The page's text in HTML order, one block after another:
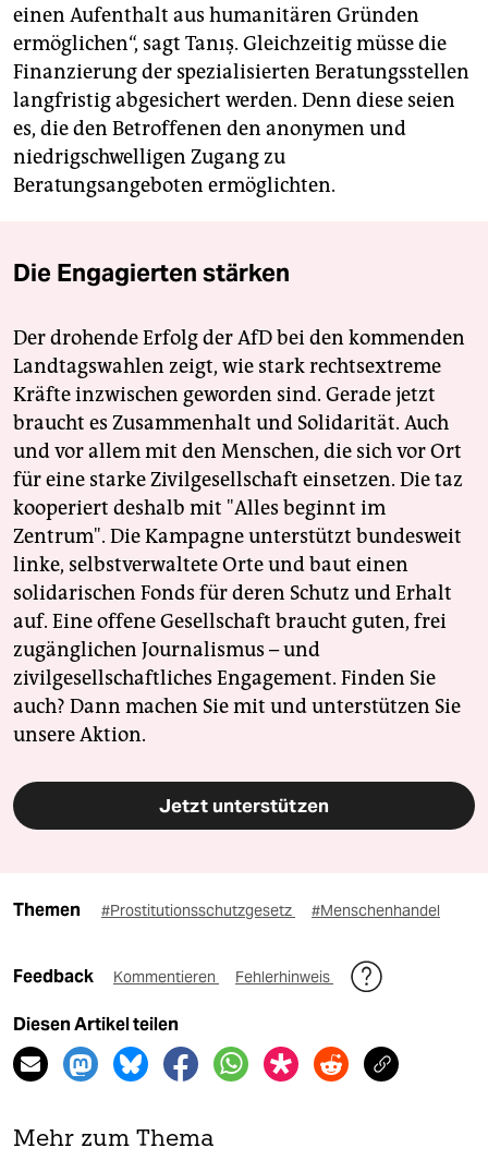
einen Aufenthalt aus humanitären Gründen
ermöglichen“, sagt Tanış. Gleichzeitig müsse die
Finanzierung der spezialisierten Beratungsstellen
langfristig abgesichert werden. Denn diese seien
es, die den Betroffenen den anonymen und
niedrigschwelligen Zugang zu
Beratungsangeboten ermöglichten.
Die Engagierten stärken
Der drohende Erfolg der AfD bei den kommenden
Landtagswahlen zeigt, wie stark rechtsextreme
Kräfte inzwischen geworden sind. Gerade jetzt
braucht es Zusammenhalt und Solidarität. Auch
und vor allem mit den Menschen, die sich vor Ort
für eine starke Zivilgesellschaft einsetzen. Die taz
kooperiert deshalb mit "Alles beginnt im
Zentrum". Die Kampagne unterstützt bundesweit
linke, selbstverwaltete Orte und baut einen
solidarischen Fonds für deren Schutz und Erhalt
auf. Eine offene Gesellschaft braucht guten, frei
zugänglichen Journalismus – und
zivilgesellschaftliches Engagement. Finden Sie
auch? Dann machen Sie mit und unterstützen Sie
unsere Aktion.
Jetzt unterstützen
Themen #Prostitutionsschutzgesetz #Menschenhandel
Feedback Kommentieren Fehlerhinweis
Diesen Artikel teilen
Mehr zum Thema